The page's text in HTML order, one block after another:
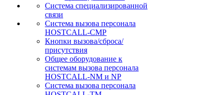
Система специализированной
связи
Cистема вызова персонала
HOSTCALL-CMP
Кнопки вызова/сброса/
присутствия
Общее оборудование к
системам вызова персонала
HOSTCALL-NM и NP
Система вызова персонала